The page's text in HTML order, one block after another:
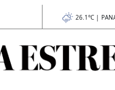
26.1°C |